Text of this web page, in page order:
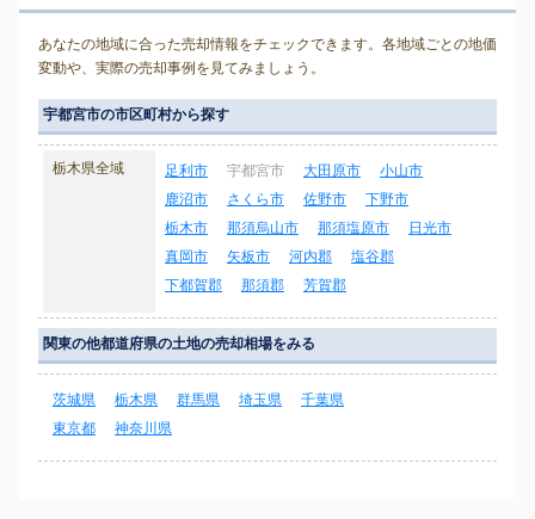
あなたの地域に合った売却情報をチェックできます。各地域ごとの地価
変動や、実際の売却事例を見てみましょう。
宇都宮市の市区町村から探す
栃木県全域 足利市 宇都宮市 大田原市
小山市
鹿沼市
さくら市 佐野市
下野市
栃木市
那須烏山市 那須塩原市
日光市
真岡市
矢板市 河内郡
塩谷郡
下都賀郡
那須郡 芳賀郡
関東の他都道府県の土地の売却相場をみる
茨城県 栃木県 群馬県 埼玉県
千葉県
東京都
神奈川県